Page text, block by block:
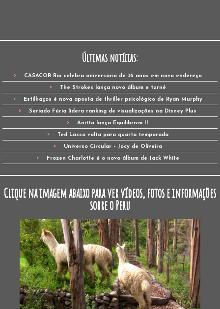
Últimas notícias:
CASACOR Rio celebra aniversário de 35 anos em novo endereço
The Strokes lança novo álbum e turnê
Estilhaços é nova aposta de thriller psicológico de Ryan Murphy
Seriado Fúria lidera ranking de visualizações na Disney Plus
Anitta lança Equilibrivm II
Ted Lasso volta para quarta temporada
Universo Circular – Jocy de Oliveira
Frozen Charlotte é o novo álbum de Jack White
Clique na imagem abaixo para ver vídeos, fotos e informações
sobre o Peru